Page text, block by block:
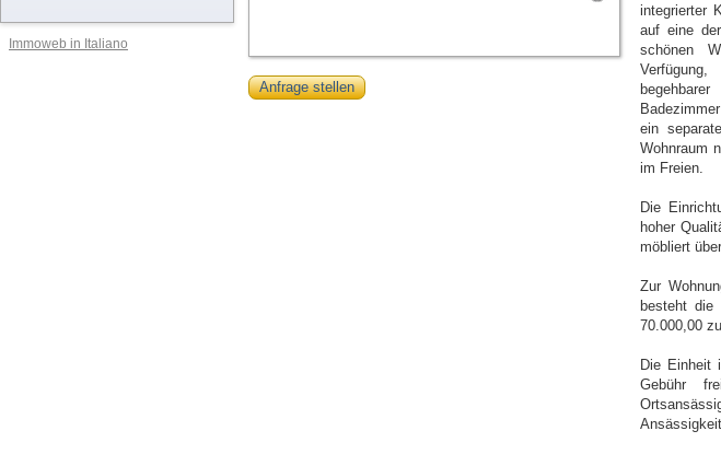
Immoweb in Italiano
integrierter
auf eine
schönen
ein
Wohnraum
im Freien.
Die
hoher
möbliert
Zur
besteht die
70.000,00
Die Einheit
Gebühr
Anfrage stellen